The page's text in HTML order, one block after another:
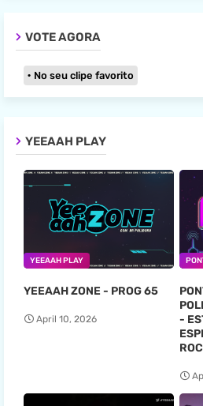
VOTE AGORA
No seu clipe favorito
YEEAAH PLAY
YEEAAH PLAY
YEEAAH ZONE - PROG 65
April 10, 2026
-